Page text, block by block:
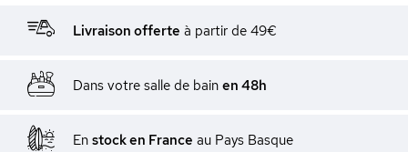
Livraison offerte à partir de 49€
Dans votre salle de bain en 48h
En stock en France au Pays Basque